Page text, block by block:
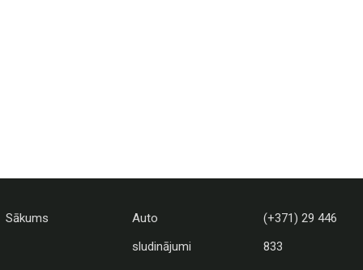
Sākums
Auto
sludinājumi
(+371) 29 446
833